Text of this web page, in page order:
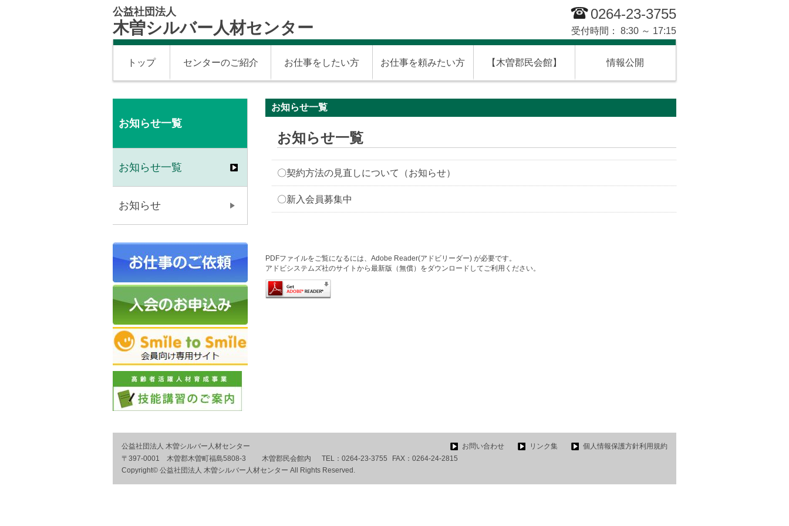
公益社団法人
木曽シルバー人材センター
0264-23-3755
受付時間： 8:30 ～ 17:15
トップ センターのご紹介 お仕事をしたい方 お仕事を頼みたい方 【木曽郡民会館】 情報公開
お知らせ一覧
お知らせ一覧
〇契約方法の見直しについて（お知らせ）
〇新入会員募集中
PDFファイルをご覧になるには、Adobe Reader(アドビリーダー) が必要です。
アドビシステムズ社のサイトから最新版（無償）をダウンロードしてご利用ください。
お知らせ一覧
お知らせ一覧
お知らせ
公益社団法人 木曽シルバー人材センター
〒397-0001 木曽郡木曽町福島5808-3 木曽郡民会館内
TEL： 0264-23-3755 FAX： 0264-24-2815
Copyright© 公益社団法人 木曽シルバー人材センター All Rights Reserved.
お問い合わせ リンク集 個人情報保護方針利用規約